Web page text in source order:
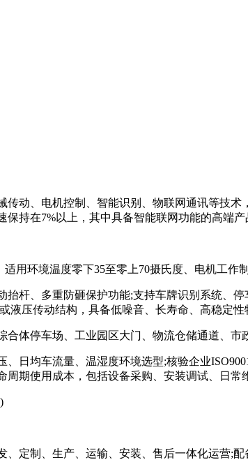
、电机控制、智能识别、物联网通讯等技术
持在7%以上，其中具备智能联网功能的高端产
环境温度零下35至零上70摄氏度、电机工作
、多重防砸保护功能;支持车牌识别系统、停
液压传动结构，具备低噪音、长寿命、高稳定性
停车场、工业园区大门、物流仓储通道、市
均车流量、温湿度环境选型;核验企业
期使用成本，包括设备采购、安装调试、日常
制、生产、运输、安装、售后一体化运营;